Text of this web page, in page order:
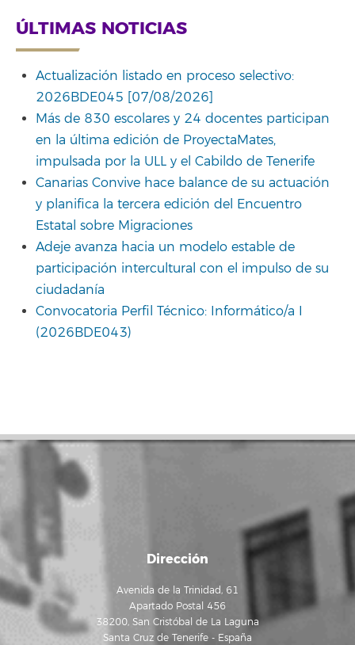
ÚLTIMAS NOTICIAS
Actualización listado en proceso selectivo:
2026BDE045 [07/08/2026]
Más de 830 escolares y 24 docentes participan
en la última edición de ProyectaMates,
impulsada por la ULL y el Cabildo de Tenerife
Canarias Convive hace balance de su actuación
y planifica la tercera edición del Encuentro
Estatal sobre Migraciones
Adeje avanza hacia un modelo estable de
participación intercultural con el impulso de su
ciudadanía
Convocatoria Perfil Técnico: Informático/a I
(2026BDE043)
Dirección
Avenida de la Trinidad, 61
Apartado Postal 456
38200, San Cristóbal de La Laguna
Santa Cruz de Tenerife - España